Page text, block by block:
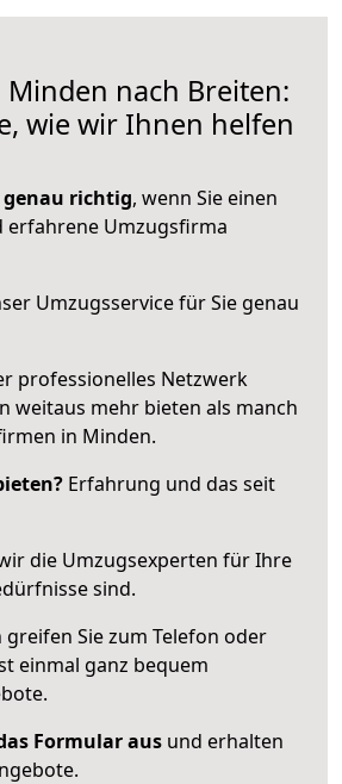
Minden nach Breiten:
wie wir Ihnen helfen
genau richtig, wenn Sie einen
erfahrene Umzugsfirma
Umzugsservice für Sie genau
professionelles Netzwerk
weitaus mehr bieten als manch
in Minden.
Erfahrung und das seit
die Umzugsexperten für Ihre
sind.
greifen Sie zum Telefon oder
einmal ganz bequem
Formular aus und erhalten